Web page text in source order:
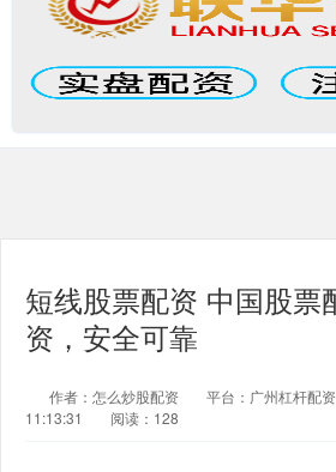
短线股票配资 中国股票
资，安全可靠
作者：怎么炒股配资 平台：广州杠杆配
11:13:31
阅读：128